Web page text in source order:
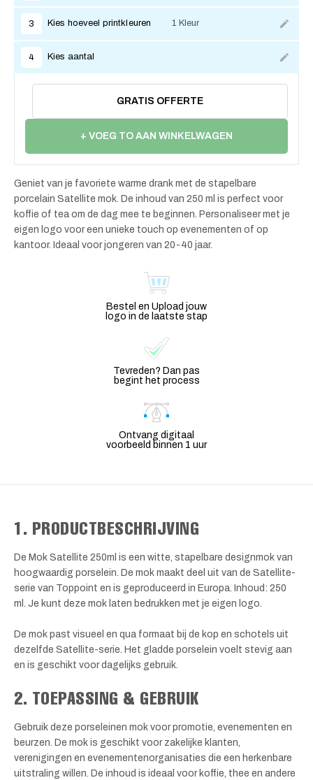
3 Kies hoeveel printkleuren 1 Kleur
4 Kies aantal
GRATIS OFFERTE
+ VOEG TO AAN WINKELWAGEN
Geniet van je favoriete warme drank met de stapelbare
porcelain Satellite mok. De inhoud van 250 ml is perfect voor
koffie of tea om de dag mee te beginnen. Personaliseer met je
eigen logo voor een unieke touch op evenementen of op
kantoor. Ideaal voor jongeren van 20-40 jaar.
Bestel en Upload jouw
logo in de laatste stap
Tevreden? Dan pas
begint het process
Ontvang digitaal
voorbeeld binnen 1 uur
1. PRODUCTBESCHRIJVING
De Mok Satellite 250ml is een witte, stapelbare designmok van
hoogwaardig porselein. De mok maakt deel uit van de Satellite-
serie van Toppoint en is geproduceerd in Europa. Inhoud: 250
ml. Je kunt deze mok laten bedrukken met je eigen logo.
De mok past visueel en qua formaat bij de kop en schotels uit
dezelfde Satellite-serie. Het gladde porselein voelt stevig aan
en is geschikt voor dagelijks gebruik.
2. TOEPASSING & GEBRUIK
Gebruik deze porseleinen mok voor promotie, evenementen en
beurzen. De mok is geschikt voor zakelijke klanten,
verenigingen en evenementenorganisaties die een herkenbare
uitstraling willen. De inhoud is ideaal voor koffie, thee en andere